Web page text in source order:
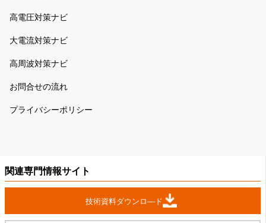
高電圧対策ナビ
大電流対策ナビ
高周波対策ナビ
お問合せの流れ
プライバシーポリシー
関連専門情報サイト
技術資料ダウンロ―ド